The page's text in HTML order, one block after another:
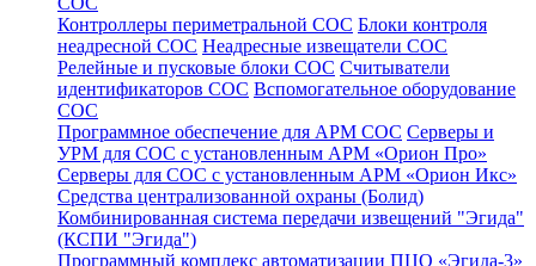
Контроллеры периметральной СОС Блоки контроля
неадресной СОС Неадресные извещатели СОС
Релейные и пусковые блоки СОС Считыватели
идентификаторов СОС Вспомогательное оборудование
СОС
Программное обеспечение для АРМ СОС Серверы и
УРМ для СОС с установленным АРМ «Орион Про»
Серверы для СОС с установленным АРМ «Орион Икс»
Средства централизованной охраны (Болид)
Комбинированная система передачи извещений "Эгида"
(КСПИ "Эгида")
Программный комплекс автоматизации ПЦО «Эгида-3»